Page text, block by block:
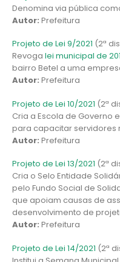
Denomina via pública
Autor: Prefeitura
Projeto de Lei 9/2021 (2ª
Revoga lei municipal de
bairro Betel a uma
Autor: Prefeitura
Projeto de Lei 10/2021 (2ª
Cria a Escola de Governo
para capacitar servidores
Autor: Prefeitura
Projeto de Lei 13/2021 (2ª
Cria o Selo Entidade
pelo Fundo Social de
que apoiam causas de
desenvolvimento de
Autor: Prefeitura
Projeto de Lei 14/2021 (2ª